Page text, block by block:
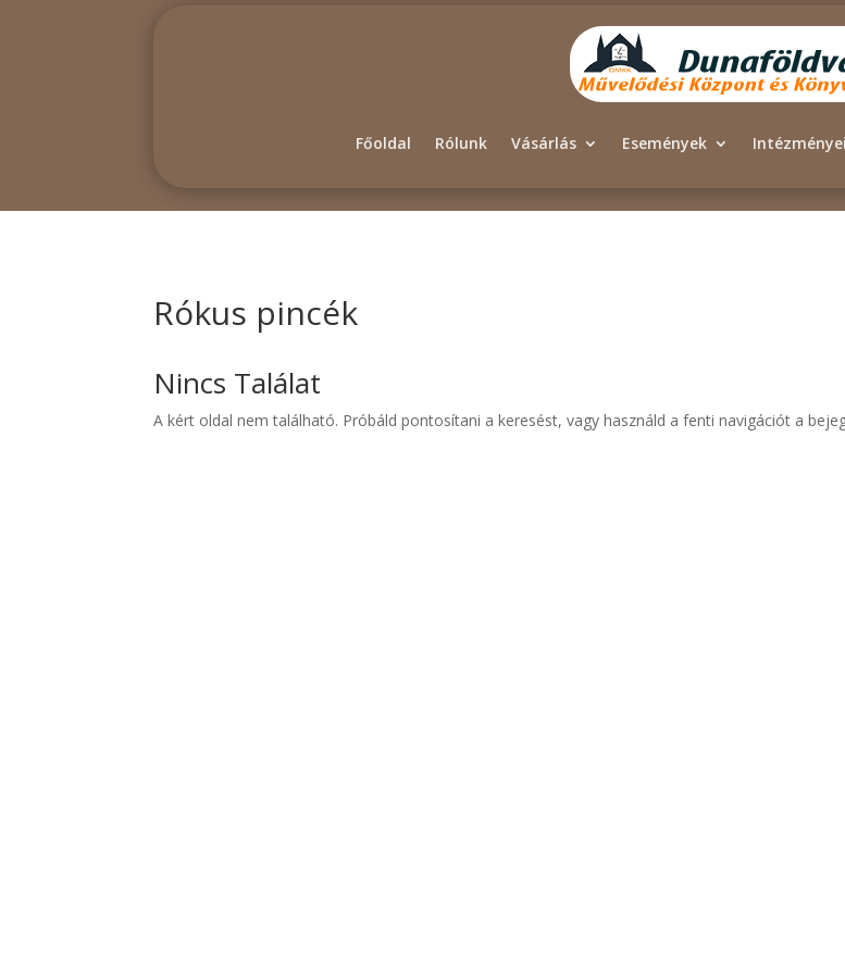
Főoldal Rólunk Vásárlás Események
Rókus pincék
Nincs Találat
A kért oldal nem található. Próbáld pontosítani a keresést, vagy használd a fenti navigációt a